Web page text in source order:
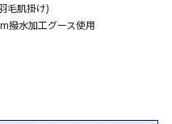
毛肌掛け)
撥水加工グース使用